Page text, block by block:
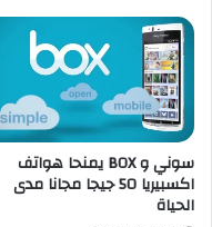
سوني و BOX يمنحا هواتف
اكسبيريا 50 جيجا مجانا مدى
الحياة